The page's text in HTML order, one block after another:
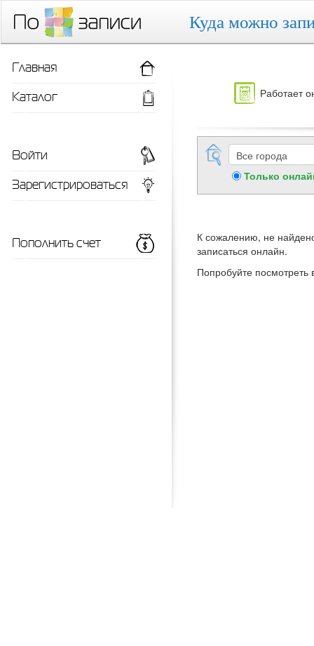
Куда можно
Работает
Только
К сожалению, не
записаться онлайн.
Попробуйте посмотреть
Главная
Каталог
Войти
Зарегистрироваться
Пополнить счет